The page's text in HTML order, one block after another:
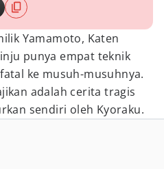
Yamamoto, Katen
punya empat teknik
ke musuh-musuhnya.
adalah cerita tragis
sendiri oleh Kyoraku.